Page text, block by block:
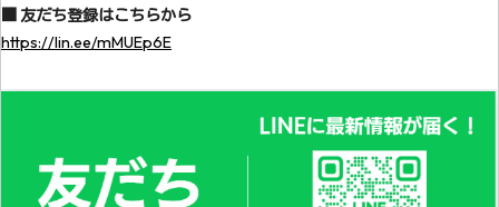
■ 友だち登録はこちらから
https://lin.ee/mMUEp6E